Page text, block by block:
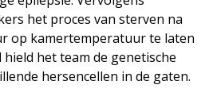
het proces van sterven na
op kamertemperatuur te laten
het team de genetische
hersencellen in de gaten.